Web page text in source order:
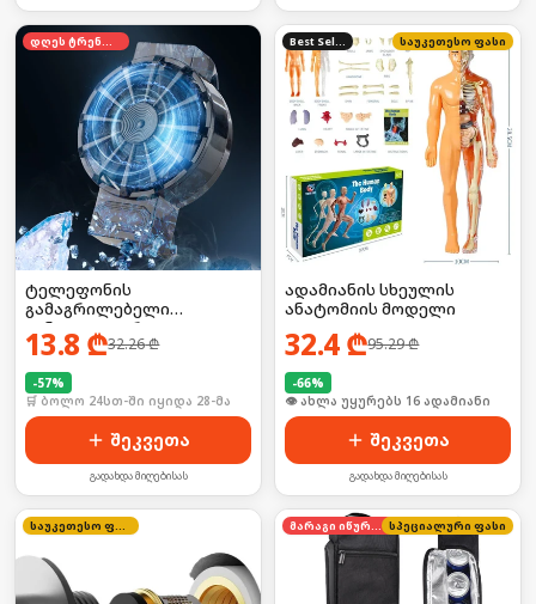
ტელეფონის
გამაგრილებელი
ვინტილატორი
13.8 ₾32.26₾
-57%
🛒 ბოლო 24სთ-ში იყიდა 28-მა
შეკვეთა
გადახდა მიღებისას
საუკეთესო ფასი
ადამიანის სხეულის
ანატომიის მოდელი
32.4₾95.29₾
-66%
🛒 ბოლო 24სთ-ში იყიდა 21-მა
შეკვეთა
გადახდა მიღებისას
სპეციალური ფასი